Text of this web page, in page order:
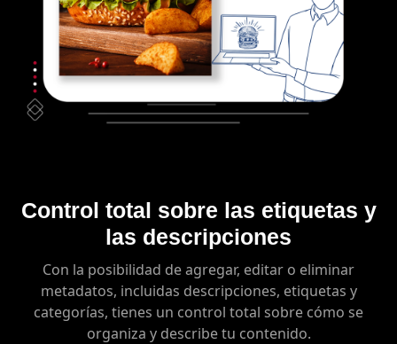
Control total sobre las etiquetas y
las descripciones
Con la posibilidad de agregar, editar o eliminar
metadatos, incluidas descripciones, etiquetas y
categorías, tienes un control total sobre cómo se
organiza y describe tu contenido.